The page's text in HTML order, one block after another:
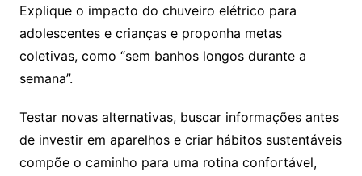
Explique o impacto do chuveiro elétrico para
adolescentes e crianças e proponha metas
coletivas, como “sem banhos longos durante a
semana”.
Testar novas alternativas, buscar informações antes
de investir em aparelhos e criar hábitos sustentáveis
compõe o caminho para uma rotina confortável,